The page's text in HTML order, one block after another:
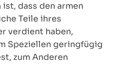
dass den armen
Teile ihres
verdient haben,
Speziellen geringfügig
zum Anderen